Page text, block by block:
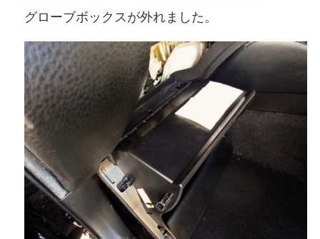
グローブボックスが外れました。